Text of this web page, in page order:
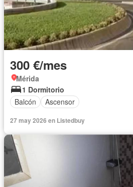
300 €/mes
Mérida
1 Dormitorio
Balcón
Ascensor
27 may 2026 en Listedbuy